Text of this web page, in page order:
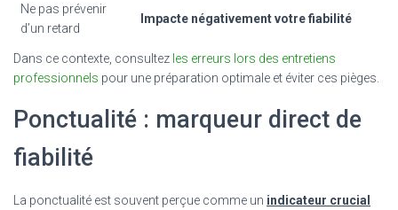
Ne pas prévenir
d’un retard
Impacte négativement votre fiabilité
Dans ce contexte, consultez les erreurs lors des entretiens
professionnels pour une préparation optimale et éviter ces pièges.
Ponctualité : marqueur direct de
fiabilité
La ponctualité est souvent perçue comme un indicateur crucial